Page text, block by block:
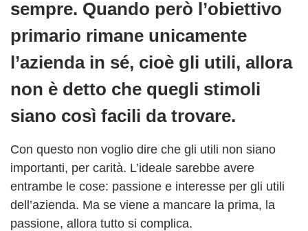
sempre. Quando però l’obiettivo
primario rimane unicamente
l’azienda in sé, cioè gli utili, allora
non è detto che quegli stimoli
siano così facili da trovare.
Con questo non voglio dire che gli utili non siano
importanti, per carità. L’ideale sarebbe avere
entrambe le cose: passione e interesse per gli utili
dell’azienda. Ma se viene a mancare la prima, la
passione, allora tutto si complica.